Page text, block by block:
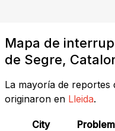
Mapa de
de Segre,
La mayoría de reportes
originaron en Lleida.
City